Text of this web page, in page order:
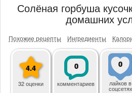
Солёная горбуша
домашних
Похожие рецепты Ингредиенты
4.4
32 оценки
0
комментариев
0
лайковв
соцсетях